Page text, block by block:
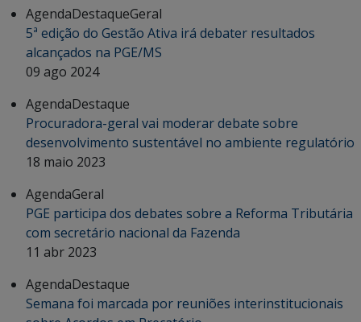
AgendaDestaqueGeral
5ª edição do Gestão Ativa irá debater resultados
alcançados na PGE/MS
09 ago 2024
AgendaDestaque
Procuradora-geral vai moderar debate sobre
desenvolvimento sustentável no ambiente regulatório
18 maio 2023
AgendaGeral
PGE participa dos debates sobre a Reforma Tributária
com secretário nacional da Fazenda
11 abr 2023
AgendaDestaque
Semana foi marcada por reuniões interinstitucionais